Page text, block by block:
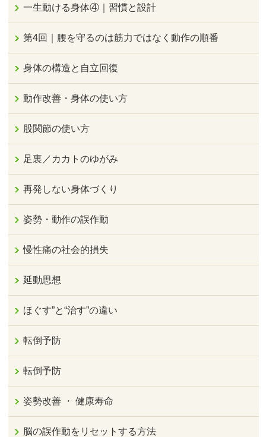
一生動ける身体④｜習慣と設計
第4回｜腰を守るのは筋力ではなく動作の順番
身体の構造と自立回復
動作改善・身体の使い方
股関節の使い方
足裏／カカトのゆがみ
再発しない身体づくり
姿勢・動作の誤作動
慢性痛の社会的損失
延動思想
ほぐす”と“治す”の違い
転倒予防
転倒予防
姿勢改善 ・ 健康寿命
脳の誤作動をリセットする方法